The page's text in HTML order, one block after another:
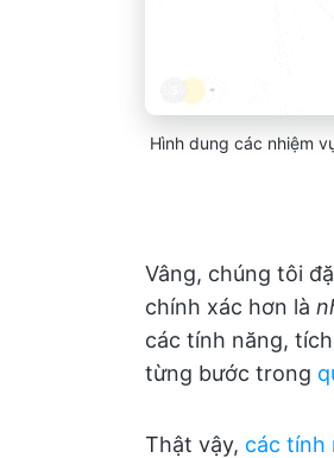
Hình dung các nhiệm
Vâng, chúng tôi
chính xác hơn là
các tính năng,
từng bước trong
Thật vậy, các tính